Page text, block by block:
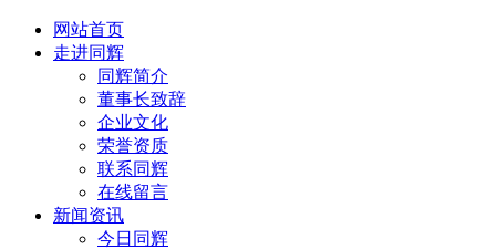
网站首页
走进同辉
同辉简介
董事长致辞
企业文化
荣誉资质
联系同辉
在线留言
新闻资讯
今日同辉